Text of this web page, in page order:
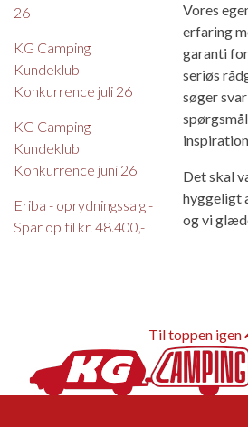
26
KG Camping
Kundeklub
Konkurrence juli 26
KG Camping
Kundeklub
Konkurrence juni 26
Eriba - oprydningssalg -
Spar op til kr. 48.400,-
Vores
erfaring
garanti
seriøs
søger
Det skal
hyggeligt
og vi
Til toppen igen